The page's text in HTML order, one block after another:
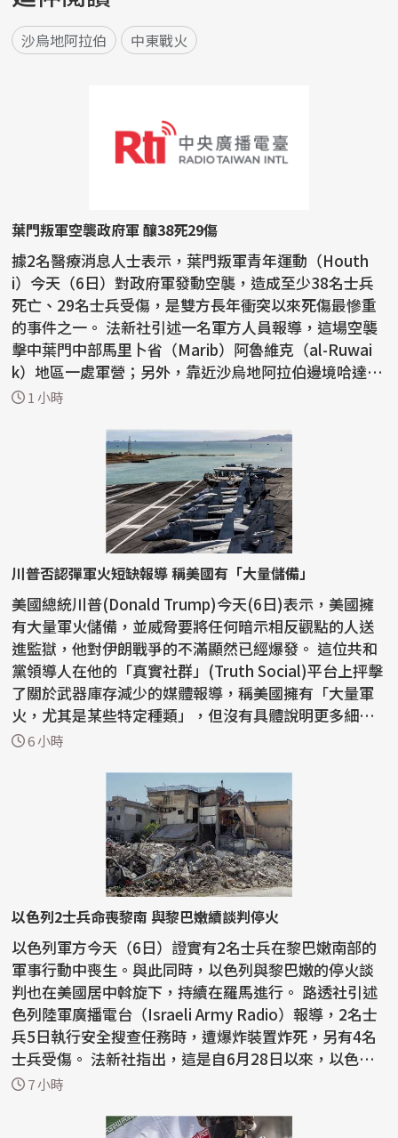
沙烏地阿拉伯 中東戰火
葉門叛軍空襲政府軍 釀38死29傷
據2名醫療消息人士表示，葉門叛軍青年運動（Houth
i）今天（6日）對政府軍發動空襲，造成至少38名士兵
死亡、29名士兵受傷，是雙方長年衝突以來死傷最慘重
的事件之一。 法新社引述一名軍方人員報導，這場空襲
擊中葉門中部馬里卜省（Marib）阿魯維克（al-Ruwai
k）地區一處軍營；另外，靠近沙烏地阿拉伯邊境哈達拉
穆特省...
1 小時
川普否認彈軍火短缺報導 稱美國有「大量儲備」
美國總統川普(Donald Trump)今天(6日)表示，美國擁
有大量軍火儲備，並威脅要將任何暗示相反觀點的人送
進監獄，他對伊朗戰爭的不滿顯然已經爆發。 這位共和
黨領導人在他的「真實社群」(Truth Social)平台上抨擊
了關於武器庫存減少的媒體報導，稱美國擁有「大量軍
火，尤其是某些特定種類」，但沒有具體說明更多細
節。...
6 小時
以色列2士兵命喪黎南 與黎巴嫩續談判停火
以色列軍方今天（6日）證實有2名士兵在黎巴嫩南部的
軍事行動中喪生。與此同時，以色列與黎巴嫩的停火談
判也在美國居中斡旋下，持續在羅馬進行。 路透社引述
色列陸軍廣播電台（Israeli Army Radio）報導，2名士
兵5日執行安全搜查任務時，遭爆炸裝置炸死，另有4名
士兵受傷。 法新社指出，這是自6月28日以來，以色列
首...7 小時